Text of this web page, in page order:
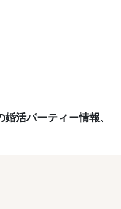
活パーティー情報、